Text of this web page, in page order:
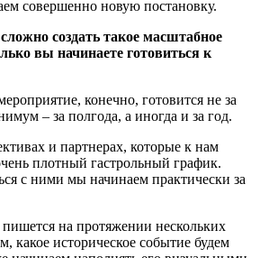
совершенно новую постановку.
создать такое масштабное
вы начинаете готовиться к
конечно, готовится не за
‒ за полгода, а иногда и за год.
и партнерах, которые к нам
плотный гастрольный график.
с ними мы начинаем практически за
на протяжении нескольких
какое историческое событие будем